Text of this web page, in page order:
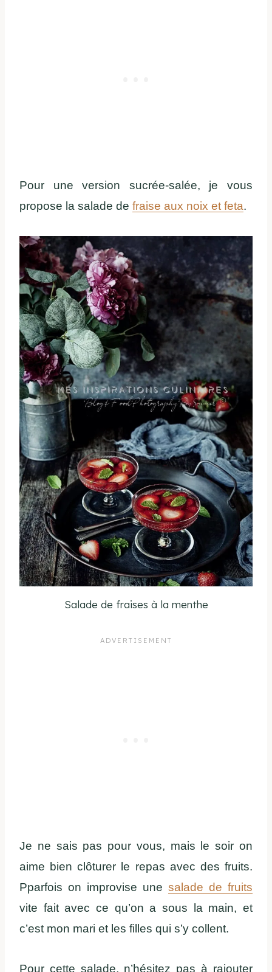
Pour une version sucrée-salée, je vous
propose la salade de fraise aux noix et feta.
Salade de fraises à la menthe
Je ne sais pas pour vous, mais le soir on
aime bien clôturer le repas avec des fruits.
Pparfois on improvise une salade de fruits
vite fait avec ce qu’on a sous la main, et
c’est mon mari et les filles qui s’y collent.
Pour cette salade, n’hésitez pas à rajouter